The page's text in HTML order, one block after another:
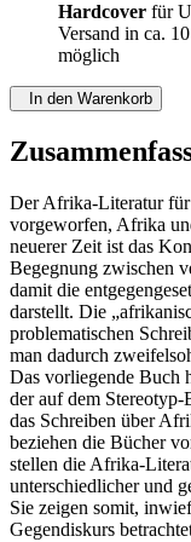
Hardcover für
Versand in ca.
möglich
In den Warenkorb
Der Afrika-Literatur
vorgeworfen, Afrika
neuerer Zeit ist das
Begegnung zwischen
damit die
darstellt. Die
problematischen
man dadurch
Das vorliegende Buch
der auf dem
das Schreiben über
beziehen die Bücher
stellen die Afrika-
unterschiedlicher und
Sie zeigen somit,
Gegendiskurs